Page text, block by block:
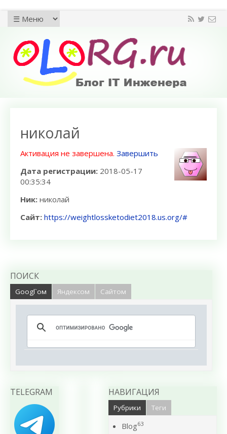
николай
Активация не завершена. Завершить
Дата регистрации: 2018-05-17
00:35:34
Ник: николай
Сайт: https://weightlossketodiet2018.us.org/#
ПОИСК
Googl`ом Яндексом Сайтом
TELEGRAM НАВИГАЦИЯ
Рубрики Теги
Blog63